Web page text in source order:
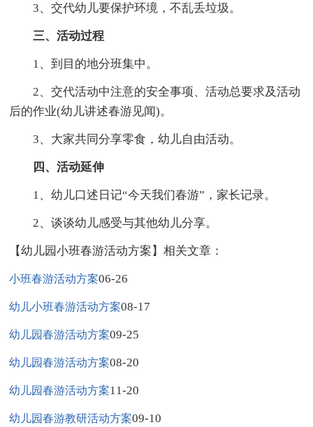
3、交代幼儿要保护环境，不乱丢垃圾。
三、活动过程
1、到目的地分班集中。
2、交代活动中注意的安全事项、活动总要求及活动
后的作业(幼儿讲述春游见闻)。
3、大家共同分享零食，幼儿自由活动。
四、活动延伸
1、幼儿口述日记“今天我们春游”，家长记录。
2、谈谈幼儿感受与其他幼儿分享。
【幼儿园小班春游活动方案】相关文章：
小班春游活动方案06-26
幼儿小班春游活动方案08-17
幼儿园春游活动方案09-25
幼儿园春游活动方案08-20
幼儿园春游活动方案11-20
幼儿园春游教研活动方案09-10